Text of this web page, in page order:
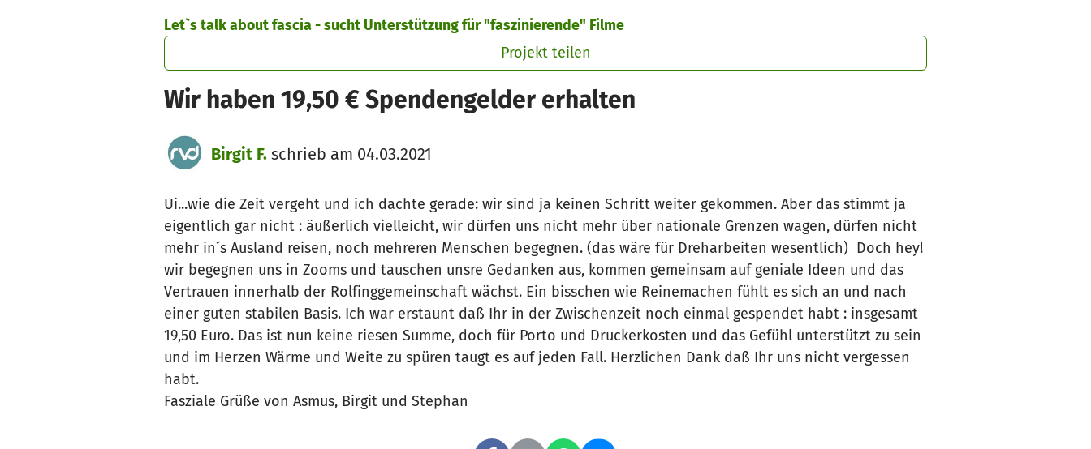
Let`s talk about fascia - sucht Unterstützung für "faszinierende" Filme
Projekt teilen
Wir haben 19,50 € Spendengelder erhalten
Birgit F. schrieb am 04.03.2021
Ui...wie die Zeit vergeht und ich dachte gerade: wir sind ja keinen Schritt weiter gekommen. Aber das stimmt ja
eigentlich gar nicht : äußerlich vielleicht, wir dürfen uns nicht mehr über nationale Grenzen wagen, dürfen nicht
mehr in´s Ausland reisen, noch mehreren Menschen begegnen. (das wäre für Dreharbeiten wesentlich) Doch hey!
wir begegnen uns in Zooms und tauschen unsre Gedanken aus, kommen gemeinsam auf geniale Ideen und das
Vertrauen innerhalb der Rolfinggemeinschaft wächst. Ein bisschen wie Reinemachen fühlt es sich an und nach
einer guten stabilen Basis. Ich war erstaunt daß Ihr in der Zwischenzeit noch einmal gespendet habt : insgesamt
19,50 Euro. Das ist nun keine riesen Summe, doch für Porto und Druckerkosten und das Gefühl unterstützt zu sein
und im Herzen Wärme und Weite zu spüren taugt es auf jeden Fall. Herzlichen Dank daß Ihr uns nicht vergessen
habt.
Fasziale Grüße von Asmus, Birgit und Stephan